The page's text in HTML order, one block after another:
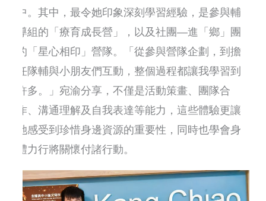
中。其中，最令她印象深刻學習經驗，是參與輔
導組的「療育成長營」，以及社團—進「鄉」團
的「星心相印」營隊。「從參與營隊企劃，到擔
任隊輔與小朋友們互動，整個過程都讓我學習到
許多。」宛渝分享，不僅是活動策畫、團隊合
作、溝通理解及自我表達等能力，這些體驗更讓
她感受到珍惜身邊資源的重要性，同時也學會身
體力行將關懷付諸行動。